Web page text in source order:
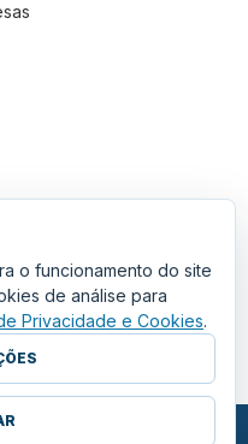
o funcionamento do site
de análise para
Privacidade e Cookies.